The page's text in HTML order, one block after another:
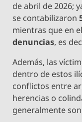
de abril de 2026;
se contabilizaron
mientras que en
denuncias, es
Además, las
dentro de estos
conflictos entre
herencias o
generalmente